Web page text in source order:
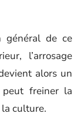
général de ce
l’arrosage
alors un
freiner la
culture.